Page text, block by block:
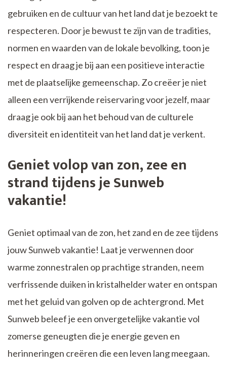
gebruiken en de cultuur van het land dat je bezoekt te
respecteren. Door je bewust te zijn van de tradities,
normen en waarden van de lokale bevolking, toon je
respect en draag je bij aan een positieve interactie
met de plaatselijke gemeenschap. Zo creëer je niet
alleen een verrijkende reiservaring voor jezelf, maar
draag je ook bij aan het behoud van de culturele
diversiteit en identiteit van het land dat je verkent.
Geniet volop van zon, zee en
strand tijdens je Sunweb
vakantie!
Geniet optimaal van de zon, het zand en de zee tijdens
jouw Sunweb vakantie! Laat je verwennen door
warme zonnestralen op prachtige stranden, neem
verfrissende duiken in kristalhelder water en ontspan
met het geluid van golven op de achtergrond. Met
Sunweb beleef je een onvergetelijke vakantie vol
zomerse geneugten die je energie geven en
herinneringen creëren die een leven lang meegaan.